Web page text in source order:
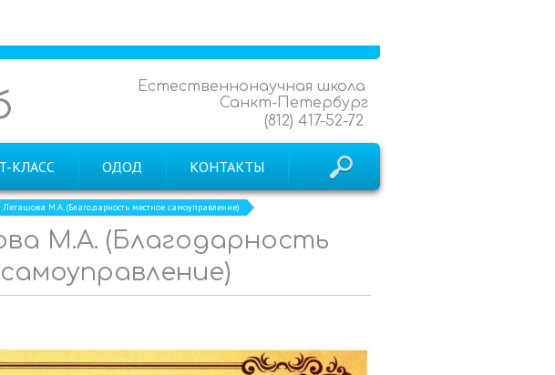
Естественнонаучная школа
Санкт-Петербург
(812) 417-52-72
КЛАСС ОДОД КОНТАКТЫ
Легашова М.А. (Благодарность местное самоуправление)
М.А. (Благодарность